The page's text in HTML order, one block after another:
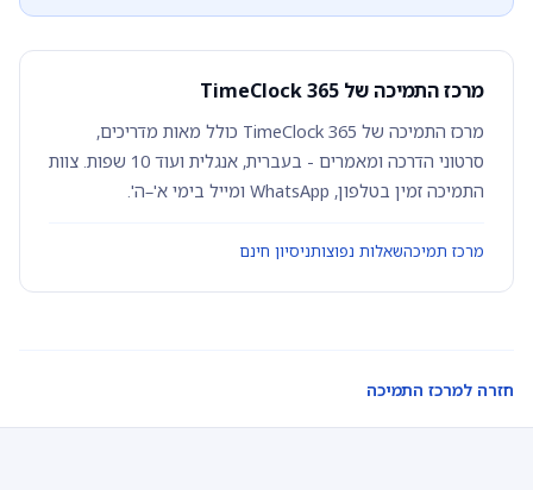
מרכז התמיכה של TimeClock 365
מרכז התמיכה של TimeClock 365 כולל מאות מדריכים,
סרטוני הדרכה ומאמרים - בעברית, אנגלית ועוד 10 שפות. צוות
התמיכה זמין בטלפון, WhatsApp ומייל בימי א'–ה'.
מרכז תמיכהשאלות נפוצותניסיון חינם
חזרה למרכז התמיכה